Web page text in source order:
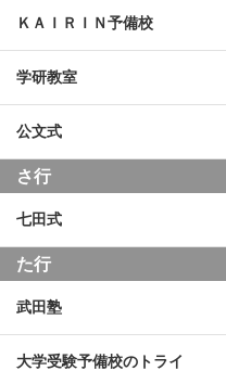
ＫＡＩＲＩＮ予備校
学研教室
公文式
さ行
七田式
た行
武田塾
大学受験予備校のトライ